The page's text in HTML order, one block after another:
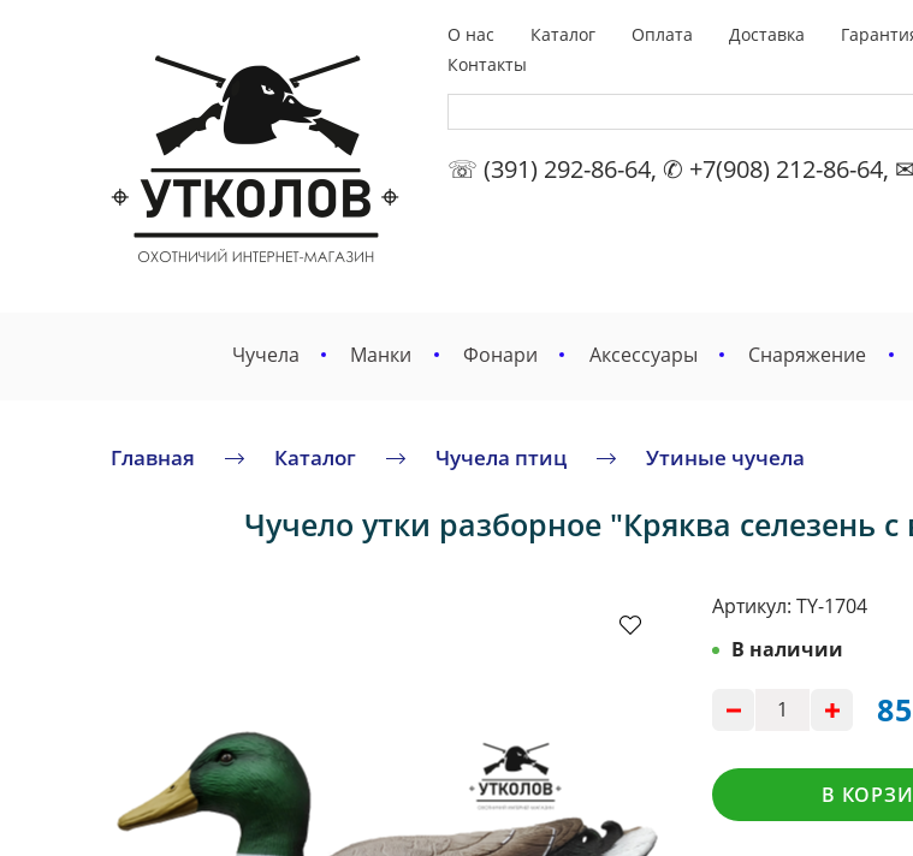
О нас Каталог Оплата Доставка
Контакты
☏ (391) 292-86-64, ✆ +7(908) 212-86-64,
Чучела Манки Фонари Аксессуары Снаряжение
Главная Каталог Чучела птиц Утиные чучела
Чучело утки разборное "Кряква селезень
Артикул: TY-1704
В наличии
В